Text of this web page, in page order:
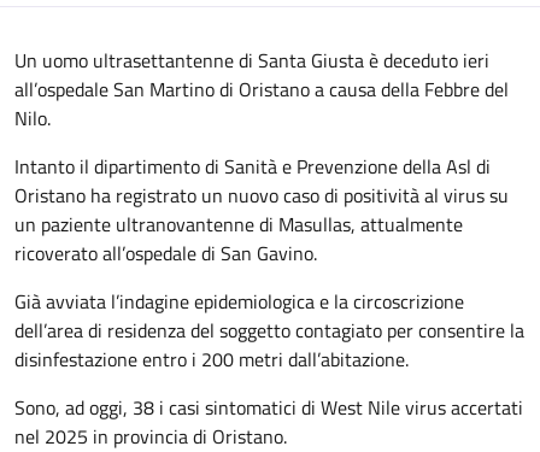
Un uomo ultrasettantenne di Santa Giusta è deceduto ieri
all’ospedale San Martino di Oristano a causa della Febbre del
Nilo.
Intanto il dipartimento di Sanità e Prevenzione della Asl di
Oristano ha registrato un nuovo caso di positività al virus su
un paziente ultranovantenne di Masullas, attualmente
ricoverato all’ospedale di San Gavino.
Già avviata l’indagine epidemiologica e la circoscrizione
dell’area di residenza del soggetto contagiato per consentire la
disinfestazione entro i 200 metri dall’abitazione.
Sono, ad oggi, 38 i casi sintomatici di West Nile virus accertati
nel 2025 in provincia di Oristano.